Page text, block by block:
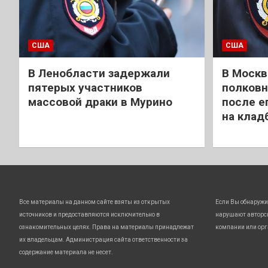
США
В Ленобласти задержали
пятерых участников
массовой драки в Мурино
США
В
после
на
Все материалы на данном сайте взяты из открытых
источников и предоставляются исключительно в
ознакомительных целях. Права на материалы принадлежат
их владельцам. Администрация сайта ответственности за
содержание материала не несет.
Если Вы
нарушают
компании или